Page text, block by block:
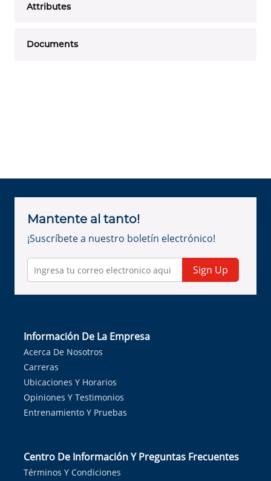
Attributes
Documents
Mantente al tanto!
¡Suscríbete a nuestro boletín electrónico!
Sign Up
Información De La Empresa
Acerca De Nosotros
Carreras
Ubicaciones Y Horarios
Opiniones Y Testimonios
Entrenamiento Y Pruebas
Centro De Información Y Preguntas Frecuentes
Términos Y Condiciones